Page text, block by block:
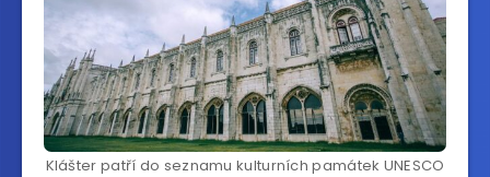
Klášter patří do seznamu kulturních památek UNESCO